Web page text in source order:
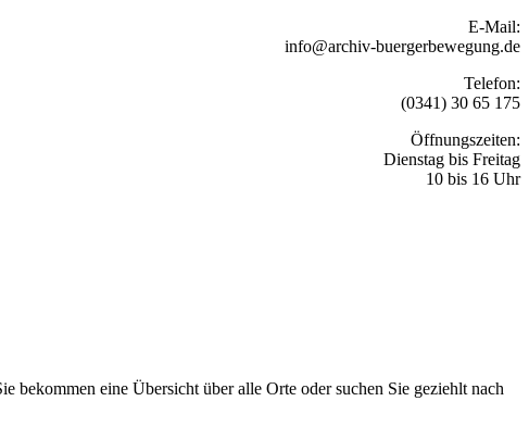
E-Mail:
info@archiv-buergerbewegung.de
Telefon:
(0341) 30 65 175
Öffnungszeiten:
Dienstag bis Freitag
10 bis 16 Uhr
bekommen eine Übersicht über alle Orte oder suchen Sie geziehlt nach